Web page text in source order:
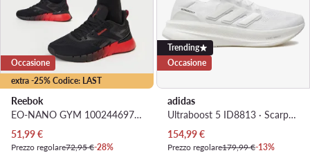
extra -25% Codice: LAST
Occasione
Reebok
EO-NANO GYM 100244697 · Scarpe da palestra
Prezzo attuale
51,99€
Prezzo regolare72,95 €-28%
Trending
Occasione
adidas
Ultraboost 5 ID8813 · Scarpe running
Prezzo attuale
154,99€
Prezzo regolare179,99 €-13%